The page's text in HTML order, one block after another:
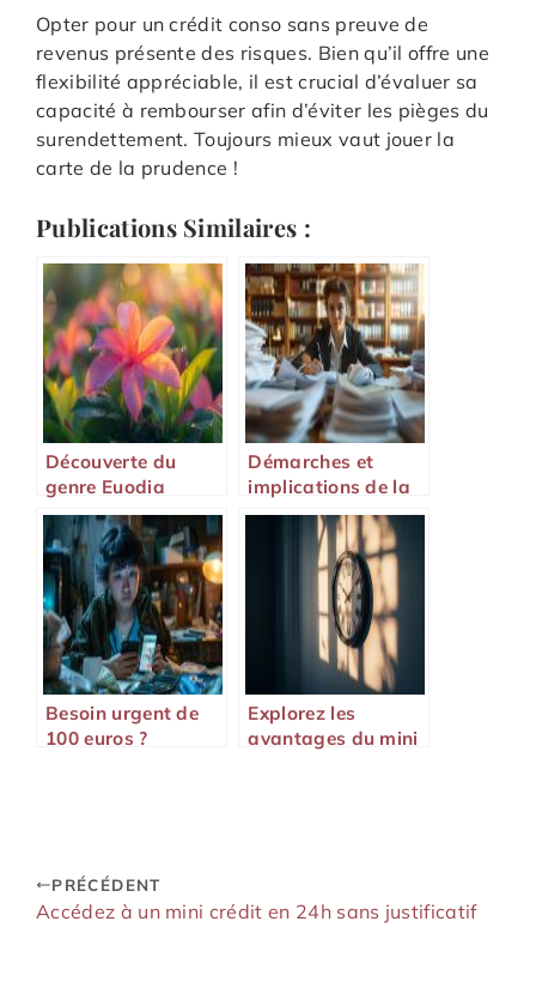
Opter pour un crédit conso sans preuve de
revenus présente des risques. Bien qu’il offre une
flexibilité appréciable, il est crucial d’évaluer sa
capacité à rembourser afin d’éviter les pièges du
surendettement. Toujours mieux vaut jouer la
carte de la prudence !
Publications Similaires :
Découverte du
genre Euodia
Démarches et
implications de la
déclaration de
succession
Besoin urgent de
100 euros ?
Explorez les
avantages du mini
PRÉCÉDENT
Accédez à un mini crédit en 24h sans justificatif